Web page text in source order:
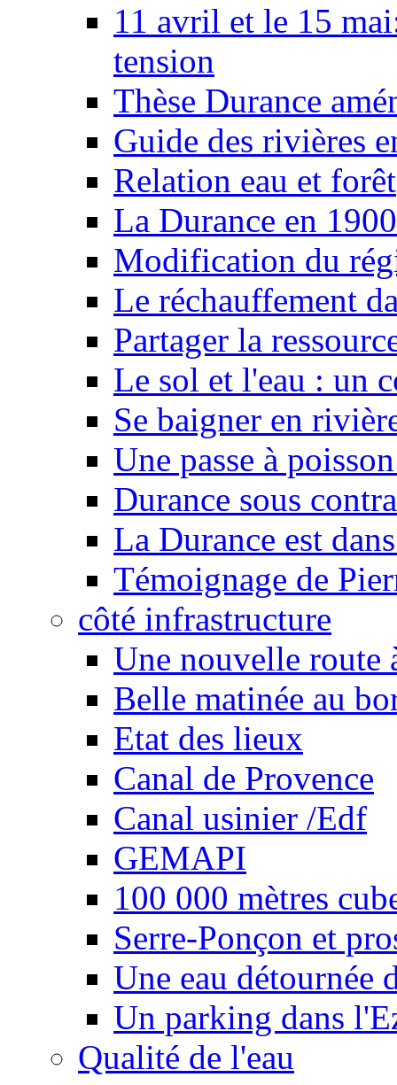
11 avril et le 15
tension
Thèse Durance
Guide des rivières
Relation eau et forêt
La Durance en 1900
Modification du
Le réchauffement
Partager la
Le sol et l'eau : un
Se baigner en
Une passe à
Durance sous
La Durance est
Témoignage de
côté infrastructure
Une nouvelle route
Belle matinée au
Etat des lieux
Canal de Provence
Canal usinier /Edf
GEMAPI
100 000 mètres
Serre-Ponçon et
Une eau détournée
Un parking dans
Qualité de l'eau